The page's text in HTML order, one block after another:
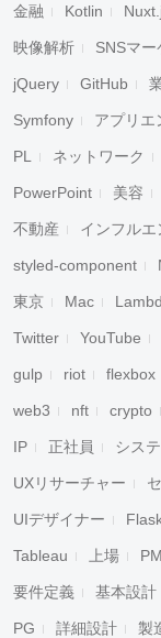
金融 Kotlin
映像解析 SNSマ
jQuery GitHub
Symfony アプリエ
PL ネットワーク
PowerPoint 美容
不動産 インフルエ
styled-component
東京 Mac
Twitter YouTube
gulp riot flexbox
web3 nft crypto
IP 正社員 シス
UXリサーチャー
UIデザイナー
Tableau 上場
要件定義 基本設計
PG 詳細設計 製